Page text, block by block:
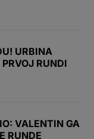
URBINA
RUNDI
VALENTIN GA
RUNDE